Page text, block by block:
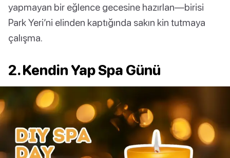
yapmayan bir eğlence gecesine hazırlan—birisi
Park Yeri’ni elinden kaptığında sakın kin tutmaya
çalışma.
2. Kendin Yap Spa Günü